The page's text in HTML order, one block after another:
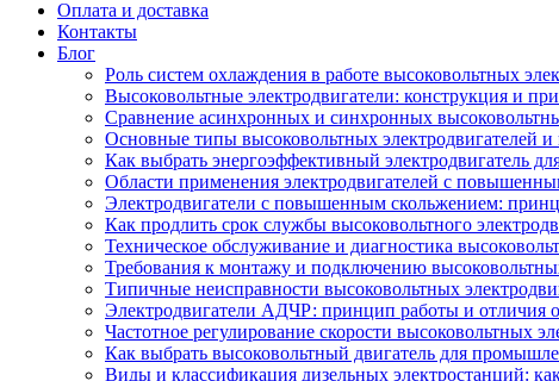
Оплата и доставка
Контакты
Блог
Роль систем охлаждения в работе высоковольтных
Высоковольтные электродвигатели: конструкция и
Сравнение асинхронных и синхронных
Основные типы высоковольтных электродвигателей
Как выбрать энергоэффективный электродвигатель
Области применения электродвигателей с
Электродвигатели с повышенным скольжением:
Как продлить срок службы высоковольтного
Техническое обслуживание и диагностика
Требования к монтажу и подключению
Типичные неисправности высоковольтных
Электродвигатели АДЧР: принцип работы и отличия
Частотное регулирование скорости высоковольтных
Как выбрать высоковольтный двигатель для
Виды и классификация дизельных электростанций: